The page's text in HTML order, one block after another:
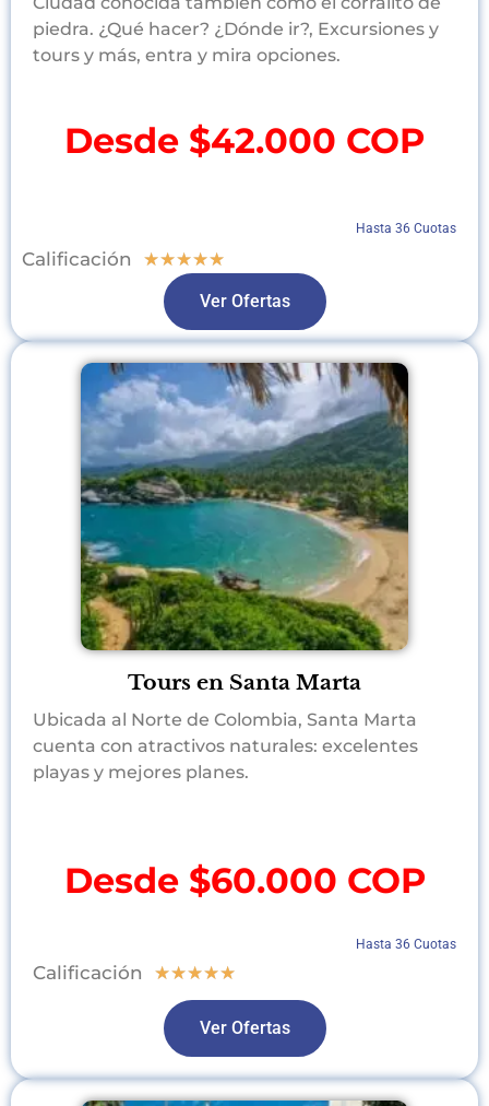
piedra. ¿Qué hacer? ¿Dónde ir?, Excursiones y
tours y más, entra y mira opciones.
Desde $42.000 COP
Hasta 36 Cuotas
Calificación ★★★★★
Ver Ofertas
Tours en Santa Marta
Ubicada al Norte de Colombia, Santa Marta
cuenta con atractivos naturales: excelentes
playas y mejores planes.
Desde $60.000 COP
Calificación ★★★★★
Hasta 36 Cuotas
Ver Ofertas